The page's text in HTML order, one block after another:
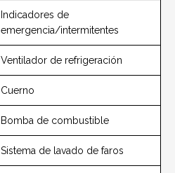
Indicadores de
emergencia/intermitentes
Ventilador de refrigeración
Cuerno
Bomba de combustible
Sistema de lavado de faros